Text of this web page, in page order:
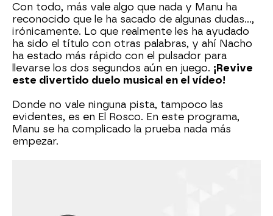
Con todo, más vale algo que nada y Manu ha
reconocido que le ha sacado de algunas dudas…,
irónicamente. Lo que realmente les ha ayudado
ha sido el título con otras palabras, y ahí Nacho
ha estado más rápido con el pulsador para
llevarse los dos segundos aún en juego. ¡Revive
este divertido duelo musical en el vídeo!
Donde no vale ninguna pista, tampoco las
evidentes, es en El Rosco. En este programa,
Manu se ha complicado la prueba nada más
empezar.